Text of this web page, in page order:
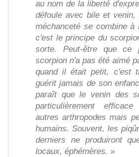
au nom de la liberté
défoule avec bile et
méchanceté se combine à
c'est le principe du
sorte. Peut-être que ce
scorpion n'a pas été aimé
quand il était petit, c'est
guérit jamais de son
paraît que le venin des
particulièrement
autres arthropodes mais
humains. Souvent, les
derniers ne produiront
locaux, éphémères. »